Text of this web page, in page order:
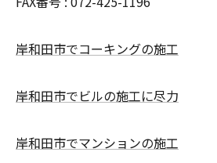
岸和田市でコーキングの施工
岸和田市でビルの施工に尽力
岸和田市でマンションの施工